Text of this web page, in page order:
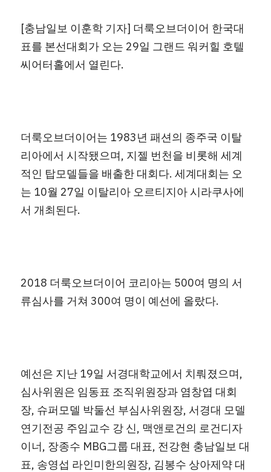
[충남일보 이훈학 기자] 더룩오브더이어 한국대
표를 본선대회가 오는 29일 그랜드 워커힐 호텔
씨어터홀에서 열린다.
더룩오브더이어는 1983년 패션의 종주국 이탈
리아에서 시작됐으며, 지젤 번천을 비롯해 세계
적인 탑모델들을 배출한 대회다. 세계대회는 오
는 10월 27일 이탈리아 오르티지아 시라쿠사에
서 개최된다.
2018 더룩오브더이어 코리아는 500여 명의 서
류심사를 거쳐 300여 명이 예선에 올랐다.
예선은 지난 19일 서경대학교에서 치뤄졌으며,
심사위원은 임동표 조직위원장과 염창엽 대회
장, 슈퍼모델 박둘선 부심사위원장, 서경대 모델
연기전공 주임교수 강 신, 맥앤로건의 로건디자
이너, 장종수 MBG그룹 대표, 전강현 충남일보 대
표, 송영섭 라인미한의원장, 김봉수 상아제약 대